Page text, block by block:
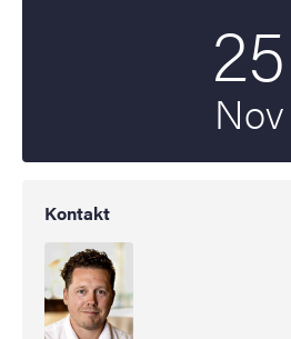
25
Nov
Kontakt